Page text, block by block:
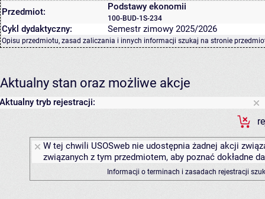
Przedmiot: Podstawy ekonomii
100-BUD-1S-234
Cykl dydaktyczny: Semestr zimowy 2025/2026
Opisu przedmiotu, zasad zaliczania i innych informacji szukaj na stronie
Aktualny stan oraz możliwe akcje
Aktualny tryb rejestracji:
W tej chwili USOSweb nie udostępnia żadnej akcji
związanych z tym przedmiotem, aby poznać dokładne
Informacji o terminach i zasadach rejestracji